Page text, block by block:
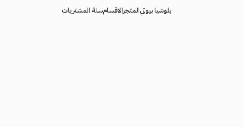
بلوشيا بيوتيالمتجرالاقسامسلة المشتريات